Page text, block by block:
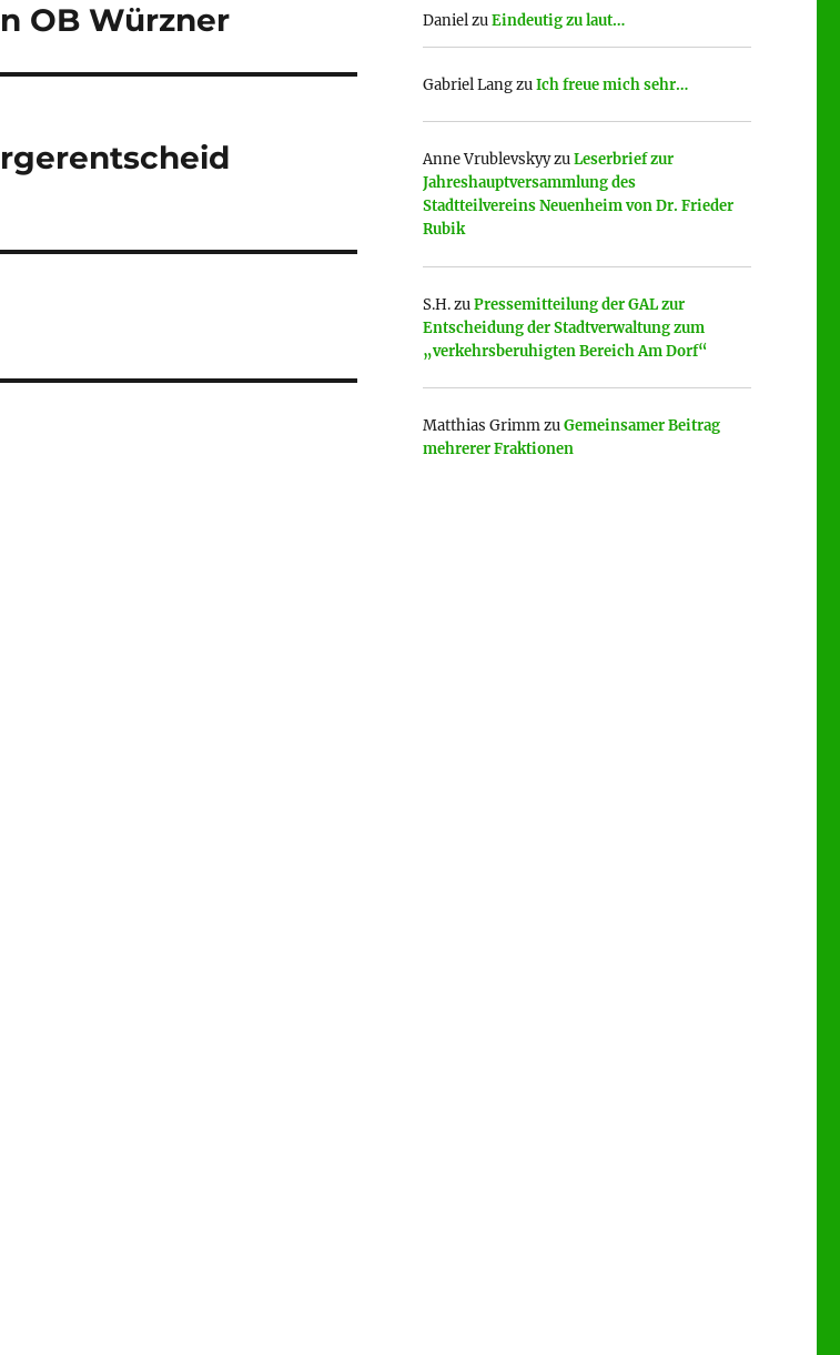
OB Würzner
DanielzuEindeutig zu laut…
Gabriel LangzuIch freue mich sehr…
Anne VrublevskyyzuLeserbrief zur
Jahreshauptversammlung des
Stadtteilvereins Neuenheim von Dr. Frieder
Rubik
S.H.zuPressemitteilung der GAL zur
Entscheidung der Stadtverwaltung zum
„verkehrsberuhigten Bereich Am Dorf“
Matthias GrimmzuGemeinsamer Beitrag
mehrerer Fraktionen